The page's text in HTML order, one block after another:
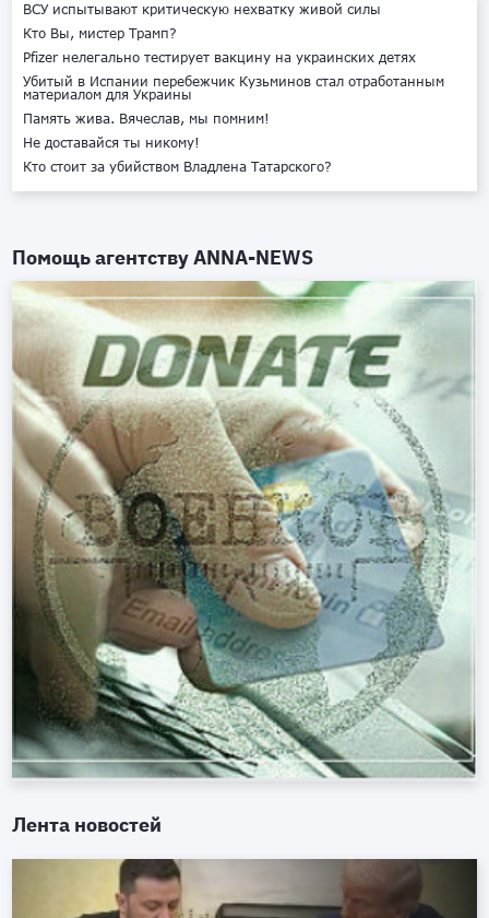
ВСУ испытывают критическую нехватку живой силы
Кто Вы, мистер Трамп?
Pfizer нелегально тестирует вакцину на украинских детях
Убитый в Испании перебежчик Кузьминов стал отработанным
материалом для Украины
Память жива. Вячеслав, мы помним!
Не доставайся ты никому!
Кто стоит за убийством Владлена Татарского?
Помощь агентствуANNA-NEWS
Лента новостей